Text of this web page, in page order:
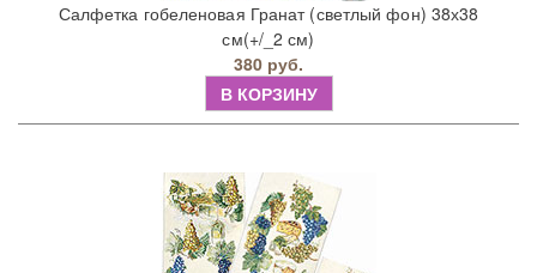
Салфетка гобеленовая Гранат (светлый фон) 38х38
см(+/_2 см)
380 руб.
В КОРЗИНУ